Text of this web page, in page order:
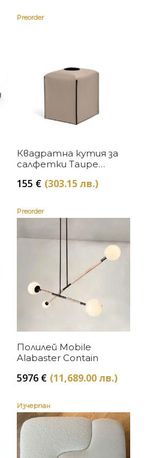
Preorder
Квадратна кутия за
салфетки Taupe
155 € (303.15 лв.)
Preorder
Полилей Mobile
Alabaster Contain
5976 € (11,689.00 лв.)
Изчерпан